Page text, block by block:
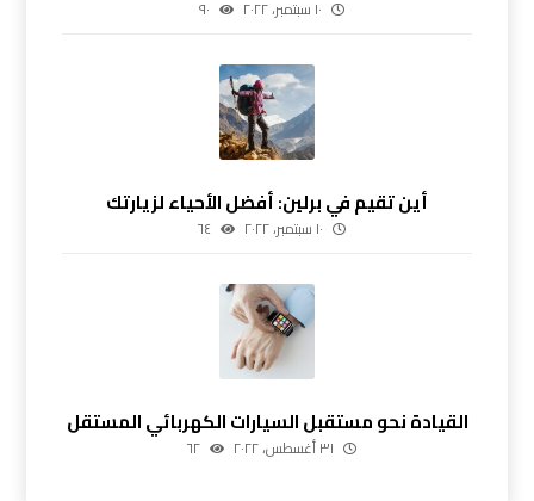
١٠ سبتمبر، ٢٠٢٢ ٩٠
أين تقيم في برلين: أفضل الأحياء لزيارتك
١٠ سبتمبر، ٢٠٢٢ ٦٤
القيادة نحو مستقبل السيارات الكهربائي المستقل
٣١ أغسطس، ٢٠٢٢ ٦٢